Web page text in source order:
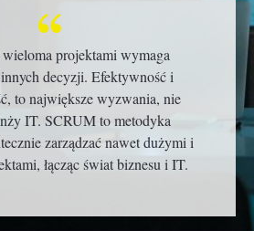
projektami wymaga
decyzji. Efektywność i
to największe wyzwania, nie
IT. SCRUM to metodyka
zarządzać nawet dużymi i
łącząc świat biznesu i IT.